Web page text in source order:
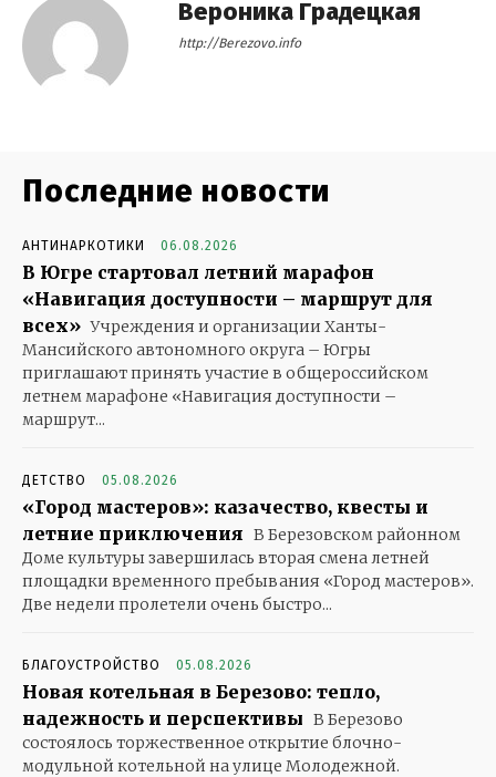
Вероника Градецкая
http://Berezovo.info
Последние новости
АНТИНАРКОТИКИ 06.08.2026
В Югре стартовал летний марафон
«Навигация доступности – маршрут для
всех» Учреждения и организации Ханты-
Мансийского автономного округа – Югры
приглашают принять участие в общероссийском
летнем марафоне «Навигация доступности –
маршрут...
ДЕТСТВО 05.08.2026
«Город мастеров»: казачество, квесты и
летние приключения В Березовском районном
Доме культуры завершилась вторая смена летней
площадки временного пребывания «Город мастеров».
Две недели пролетели очень быстро...
БЛАГОУСТРОЙСТВО 05.08.2026
Новая котельная в Березово: тепло,
надежность и перспективы В Березово
состоялось торжественное открытие блочно-
модульной котельной на улице Молодежной.